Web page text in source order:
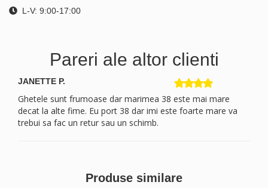
L-V: 9:00-17:00
Pareri ale altor clienti
JANETTE P.
Ghetele sunt frumoase dar marimea 38 este mai mare
decat la alte fime. Eu port 38 dar imi este foarte mare va
trebui sa fac un retur sau un schimb.
Produse similare